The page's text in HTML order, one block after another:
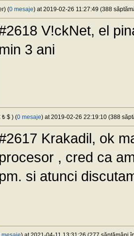
(0 mesaje) at 2019-02-26 11:27:49 (388
V!ckNet, el
min 3 ani
$ ) (0 mesaje) at 2019-02-26 22:19:10 (388
Krakadil, ok
procesor , cred ca
pm. si atunci